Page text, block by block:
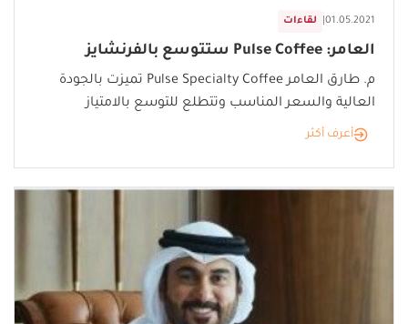
لقاءات 01.05.2021
العامر: Pulse Coffee ستتوسع بالفرنشايز
م. طارق العامر Pulse Specialty Coffee تميزت بالجودة
العالية والسعر المناسب وتتطلع للتوسع بالامتياز
أعرف أكثر